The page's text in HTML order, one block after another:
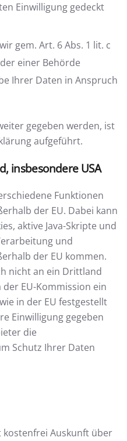
Einwilligung gedeckt
gem. Art. 6 Abs. 1 lit. c
einer Behörde
Ihrer Daten in Anspruch
gegeben werden, ist
aufgeführt.
insbesondere USA
Funktionen
der EU. Dabei kann
aktive Java-Skripte und
und
der EU kommen.
nicht an ein Drittland
EU-Kommission ein
in der EU festgestellt
Einwilligung gegeben
die
Schutz Ihrer Daten
kostenfrei Auskunft über